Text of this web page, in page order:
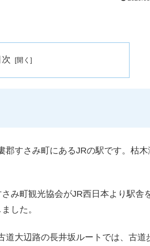
すさみ町にあるJRの駅です。枯
み町観光協会がJR西日本より駅舎
した。
大辺路の長井坂ルートでは、古道